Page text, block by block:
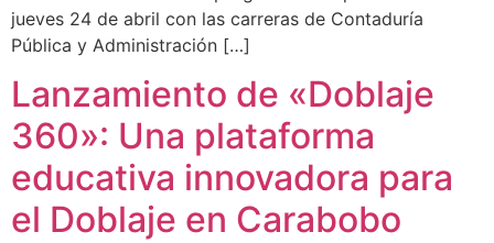
jueves 24 de abril con las carreras de Contaduría
Pública y Administración […]
Lanzamiento de «Doblaje
360»: Una plataforma
educativa innovadora para
el Doblaje en Carabobo